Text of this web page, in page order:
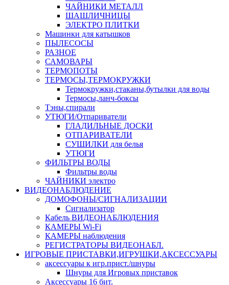
ЧАЙНИКИ МЕТАЛЛ
ШАШЛИЧНИЦЫ
ЭЛЕКТРО ПЛИТКИ
Машинки для катышков
ПЫЛЕСОСЫ
РАЗНОЕ
САМОВАРЫ
ТЕРМОПОТЫ
ТЕРМОСЫ,ТЕРМОКРУЖКИ
Термокружки,стаканы,бутылки для воды
Термосы,ланч-боксы
Тэны,спирали
УТЮГИ/Отпариватели
ГЛАДИЛЬНЫЕ ДОСКИ
ОТПАРИВАТЕЛИ
СУШИЛКИ для белья
УТЮГИ
ФИЛЬТРЫ ВОДЫ
Фильтры воды
ЧАЙНИКИ электро
ВИДЕОНАБЛЮДЕНИЕ
ДОМОФОНЫ/СИГНАЛИЗАЦИИ
Сигнализатор
Кабель ВИДЕОНАБЛЮДЕНИЯ
КАМЕРЫ Wi-Fi
КАМЕРЫ наблюдения
РЕГИСТРАТОРЫ ВИДЕОНАБЛ.
ИГРОВЫЕ ПРИСТАВКИ,ИГРУШКИ,АКСЕССУАРЫ
аксесcуары к игр.прист./шнуры
Шнуры для Игровых приставок
Аксессуары 16 бит.